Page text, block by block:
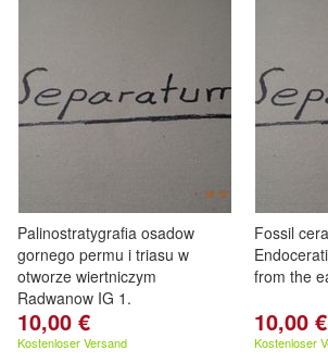
Palinostratygrafia osadow
gornego permu i triasu w
otworze wiertniczym
Radwanow IG 1.
10,00 €
Kostenloser Versand
Fossil
from the
10,00 €
Kostenloser